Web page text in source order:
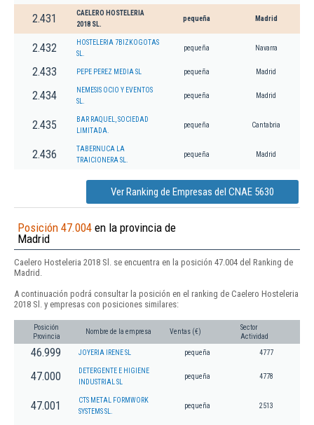
2.431
CAELERO HOSTELERIA
2018 SL.
pequeña Madrid
2.432
HOSTELERIA 7BIZKOGOTAS
SL.
pequeña Navarra
2.433 PEPE PEREZ MEDIA SL pequeña Madrid
2.434
NEMESIS OCIO Y EVENTOS
SL.
pequeña Madrid
2.435
BAR RAQUEL, SOCIEDAD
LIMITADA.
pequeña Cantabria
2.436
TABERNUCA LA
TRAICIONERA SL.
pequeña Madrid
Ver Ranking de Empresas del CNAE 5630
Posición 47.004 en la provincia de
Madrid
Caelero Hosteleria 2018 Sl. se encuentra en la posición 47.004 del Ranking de
Madrid.
A continuación podrá consultar la posición en el ranking de Caelero Hosteleria
2018 Sl. y empresas con posiciones similares:
Posición
Provincia
Nombre de la empresa Ventas (€)
Sector
Actividad
46.999 JOYERIA IRENE SL pequeña 4777
47.000
DETERGENTE E HIGIENE
INDUSTRIAL SL
pequeña 4778
47.001
CTS METAL FORMWORK
SYSTEMS SL.
pequeña 2513